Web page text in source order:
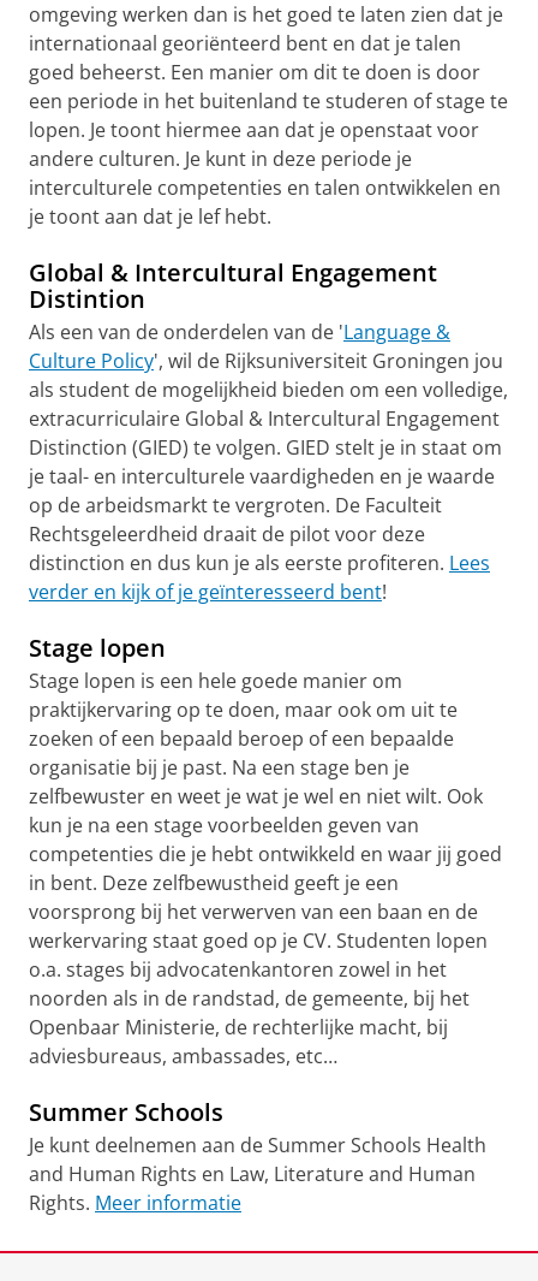
omgeving werken dan is het goed te laten zien dat je
internationaal georiënteerd bent en dat je talen
goed beheerst. Een manier om dit te doen is door
een periode in het buitenland te studeren of stage te
lopen. Je toont hiermee aan dat je openstaat voor
andere culturen. Je kunt in deze periode je
interculturele competenties en talen ontwikkelen en
je toont aan dat je lef hebt.
Global & Intercultural Engagement
Distintion
Als een van de onderdelen van de 'Language &
Culture Policy', wil de Rijksuniversiteit Groningen jou
als student de mogelijkheid bieden om een volledige,
extracurriculaire Global & Intercultural Engagement
Distinction (GIED) te volgen. GIED stelt je in staat om
je taal- en interculturele vaardigheden en je waarde
op de arbeidsmarkt te vergroten. De Faculteit
Rechtsgeleerdheid draait de pilot voor deze
distinction en dus kun je als eerste profiteren. Lees
verder en kijk of je geïnteresseerd bent!
Stage lopen
Stage lopen is een hele goede manier om
praktijkervaring op te doen, maar ook om uit te
zoeken of een bepaald beroep of een bepaalde
organisatie bij je past. Na een stage ben je
zelfbewuster en weet je wat je wel en niet wilt. Ook
kun je na een stage voorbeelden geven van
competenties die je hebt ontwikkeld en waar jij goed
in bent. Deze zelfbewustheid geeft je een
voorsprong bij het verwerven van een baan en de
werkervaring staat goed op je CV. Studenten lopen
o.a. stages bij advocatenkantoren zowel in het
noorden als in de randstad, de gemeente, bij het
Openbaar Ministerie, de rechterlijke macht, bij
adviesbureaus, ambassades, etc…
Summer Schools
Je kunt deelnemen aan de Summer Schools Health
and Human Rights en Law, Literature and Human
Rights. Meer informatie